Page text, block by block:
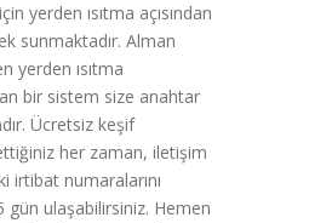
yerden ısıtma açısından
sunmaktadır. Alman
yerden ısıtma
bir sistem size anahtar
Ücretsiz keşif
her zaman, iletişim
irtibat numaralarını
gün ulaşabilirsiniz. Hemen